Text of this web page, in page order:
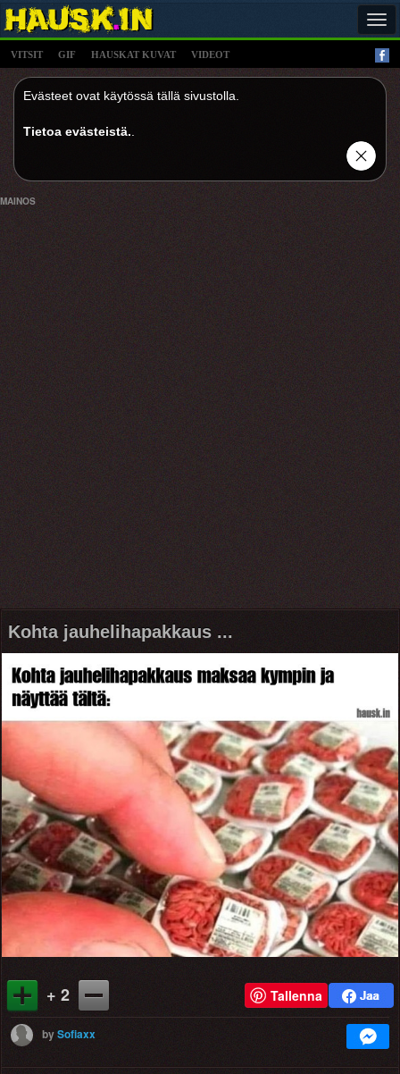
VITSIT GIF HAUSKAT KUVAT VIDEOT
Evästeet ovat käytössä tällä sivustolla.
Tietoa evästeistä.
MAINOS
Kohta jauhelihapakkaus ...
+ 2 Tallenna
bySofiaxx